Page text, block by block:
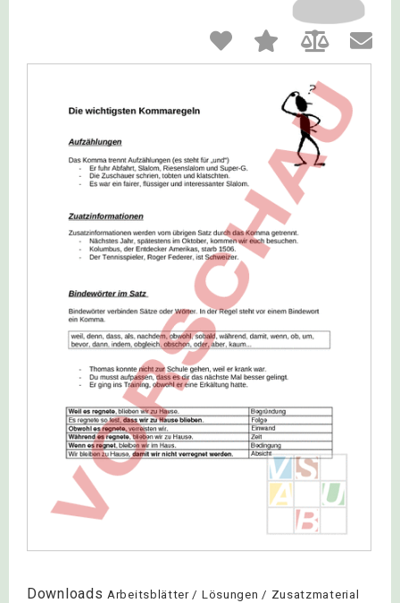
Downloads Arbeitsblätter / Lösungen / Zusatzmaterial